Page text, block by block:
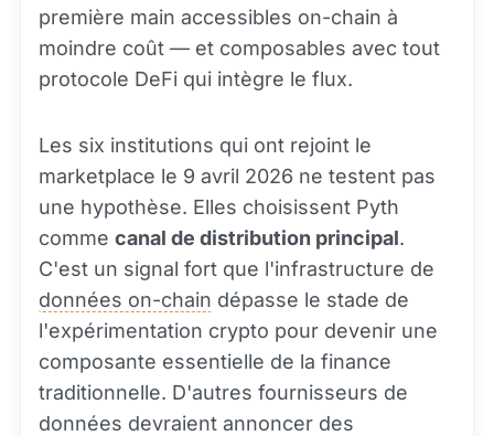
première main accessibles on-chain à
moindre coût — et composables avec tout
protocole DeFi qui intègre le flux.
Les six institutions qui ont rejoint le
marketplace le 9 avril 2026 ne testent pas
une hypothèse. Elles choisissent Pyth
comme canal de distribution principal.
C'est un signal fort que l'infrastructure de
données on-chain dépasse le stade de
l'expérimentation crypto pour devenir une
composante essentielle de la finance
traditionnelle. D'autres fournisseurs de
données devraient annoncer des